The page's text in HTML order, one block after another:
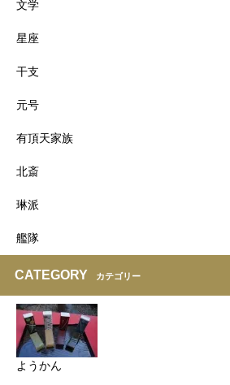
文学
星座
干支
元号
有頂天家族
北斎
琳派
艦隊
CATEGORY カテゴリー
ようかん